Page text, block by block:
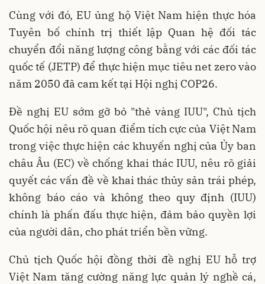
Cùng với đó, EU ủng hộ Việt Nam hiện thực hóa
Tuyên bố chính trị thiết lập Quan hệ đối tác
chuyển đổi năng lượng công bằng với các đối tác
quốc tế (JETP) để thực hiện mục tiêu net zero vào
năm 2050 đã cam kết tại Hội nghị COP26.
Đề nghị EU sớm gỡ bỏ "thẻ vàng IUU", Chủ tịch
Quốc hội nêu rõ quan điểm tích cực của Việt Nam
trong việc thực hiện các khuyến nghị của Ủy ban
châu Âu (EC) về chống khai thác IUU, nêu rõ giải
quyết các vấn đề về khai thác thủy sản trái phép,
không báo cáo và không theo quy định (IUU)
chính là phấn đấu thực hiện, đảm bảo quyền lợi
của người dân, cho phát triển bền vững.
Chủ tịch Quốc hội đồng thời đề nghị EU hỗ trợ
Việt Nam tăng cường năng lực quản lý nghề cá,